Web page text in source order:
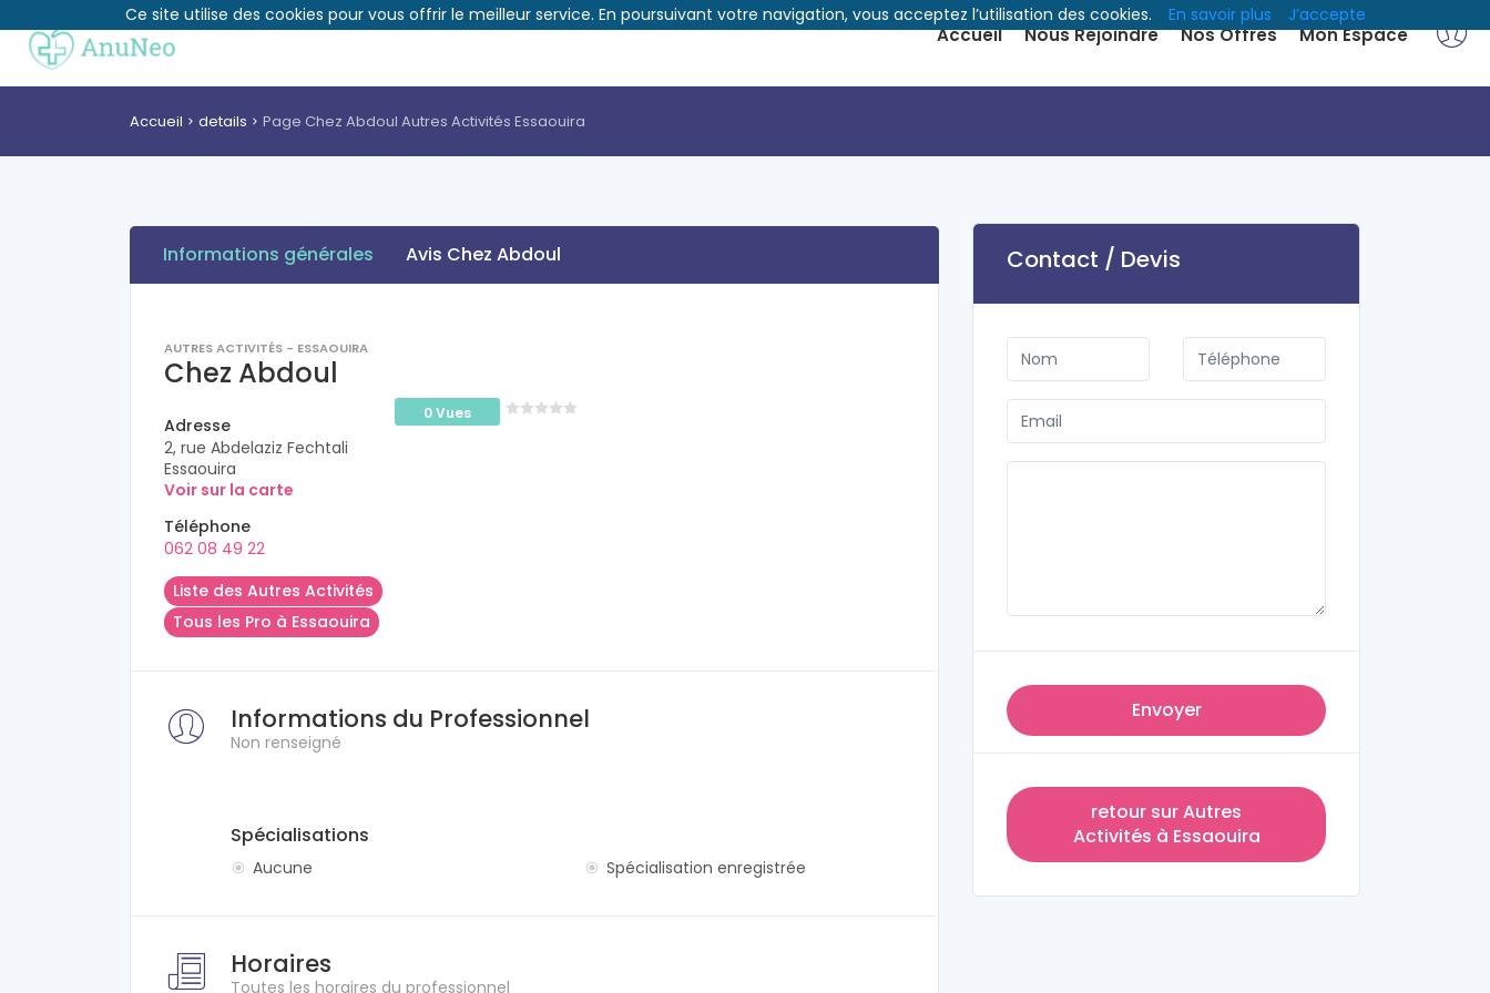
Accueil Nous Rejoindre Nos Offres Mon Espace
Accueil details Page Chez Abdoul Autres Activités Essaouira
Informations générales Avis Chez Abdoul
AUTRES ACTIVITÉS - ESSAOUIRA
Chez Abdoul
0 Vues
Adresse
2, rue Abdelaziz Fechtali
Essaouira
Voir sur la carte
Téléphone
062 08 49 22
Liste des Autres Activités
Tous les Pro à Essaouira
Informations du Professionnel
Non renseigné
Spécialisations
Aucune Spécialisation enregistrée
Horaires
Toutes les horaires du professionnel
Contact / Devis
Envoyer
retour sur Autres
Activités à Essaouira
Ce site utilise des cookies pour vous offrir le meilleur service. En poursuivant votre navigation, vous acceptez l’utilisation des cookies. En savoir plus J’accepte